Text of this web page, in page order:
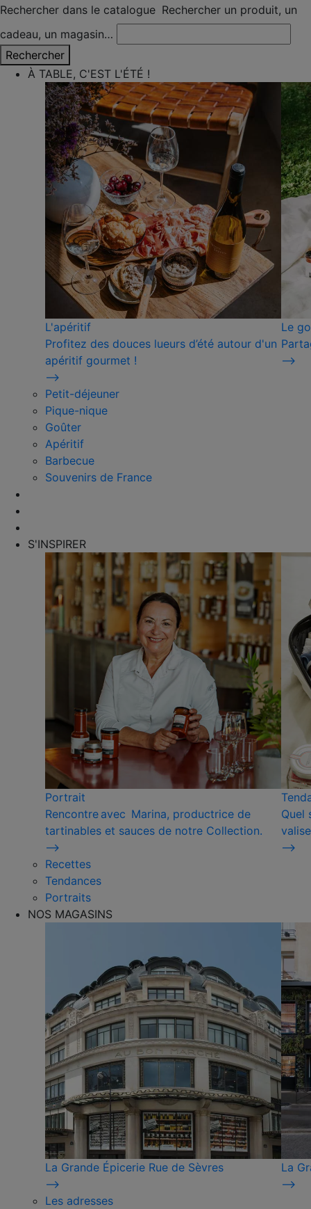
Rechercher dans le catalogue Rechercher un produit, un
cadeau, un magasin…
Rechercher
À TABLE, C'EST L'ÉTÉ !
L'apéritif
Profitez des douces lueurs d’été autour d'un
apéritif gourmet !
⟶
Le
⟶
Petit-déjeuner
Pique-nique
Goûter
Apéritif
Barbecue
Souvenirs de France
S'INSPIRER
Portrait
Rencontre avec Marina, productrice de
tartinables et sauces de notre Collection.
⟶
Quel
⟶
Recettes
Tendances
Portraits
NOS MAGASINS
La Grande Épicerie Rue de Sèvres
⟶
La
⟶
Les adresses